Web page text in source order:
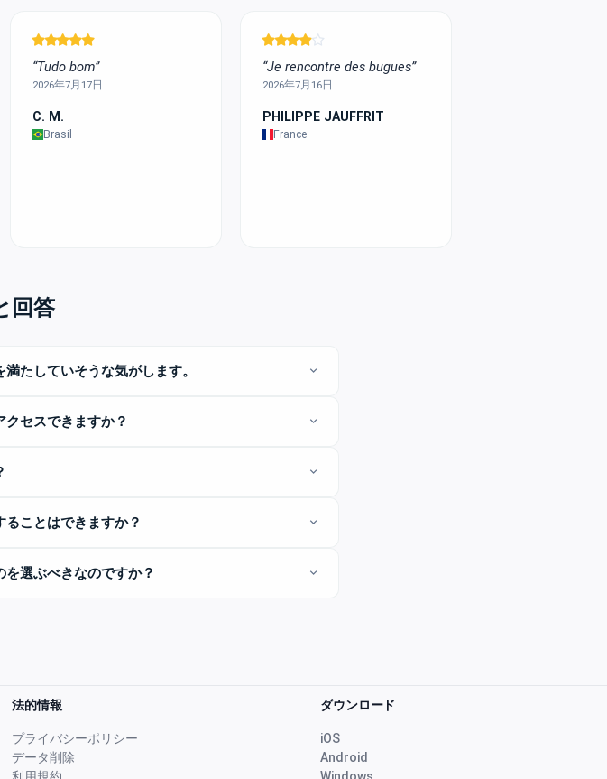
“Tudo bom”
2026年7月17日
C. M.
Brasil
“Je rencontre des bugues”
2026年7月16日
PHILIPPE JAUFFRIT
France
回答
たしていそうな気がします。 expand_more
セスできますか？ expand_more
expand_more
ことはできますか？ expand_more
選ぶべきなのですか？ expand_more
法的情報
プライバシーポリシー
データ削除
ダウンロード
iOS
Android